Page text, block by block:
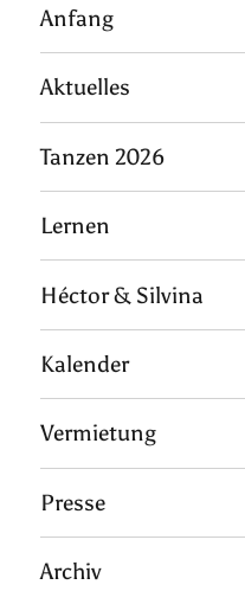
Anfang
Aktuelles
Tanzen 2026
Lernen
Héctor & Silvina
Kalender
Vermietung
Presse
Archiv